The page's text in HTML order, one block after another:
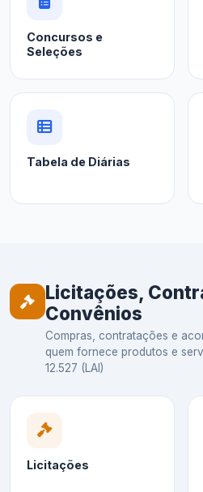
Concursos e
Seleções
Tabela de Diárias
Licitações,
Convênios
Compras, contratações e
quem fornece produtos e
12.527 (LAI)
Licitações